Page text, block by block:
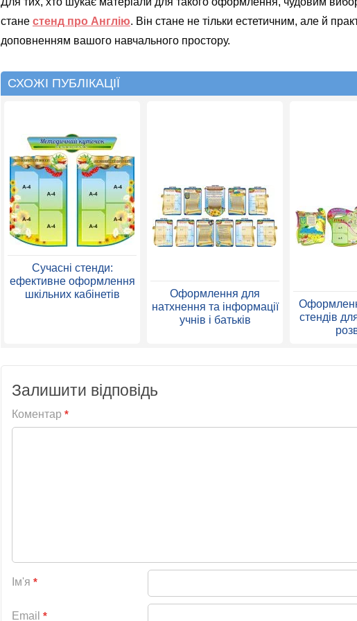
стане стенд про Англію. Він стане не тільки естетичним, але й
доповненням вашого навчального простору.
СХОЖІ ПУБЛІКАЦІЇ
Сучасні стенди:
ефективне оформлення
шкільних кабінетів
Оформлення для
натхнення та інформації
учнів і батьків
стендів
Залишити відповідь
Коментар *
Ім'я *
Email *